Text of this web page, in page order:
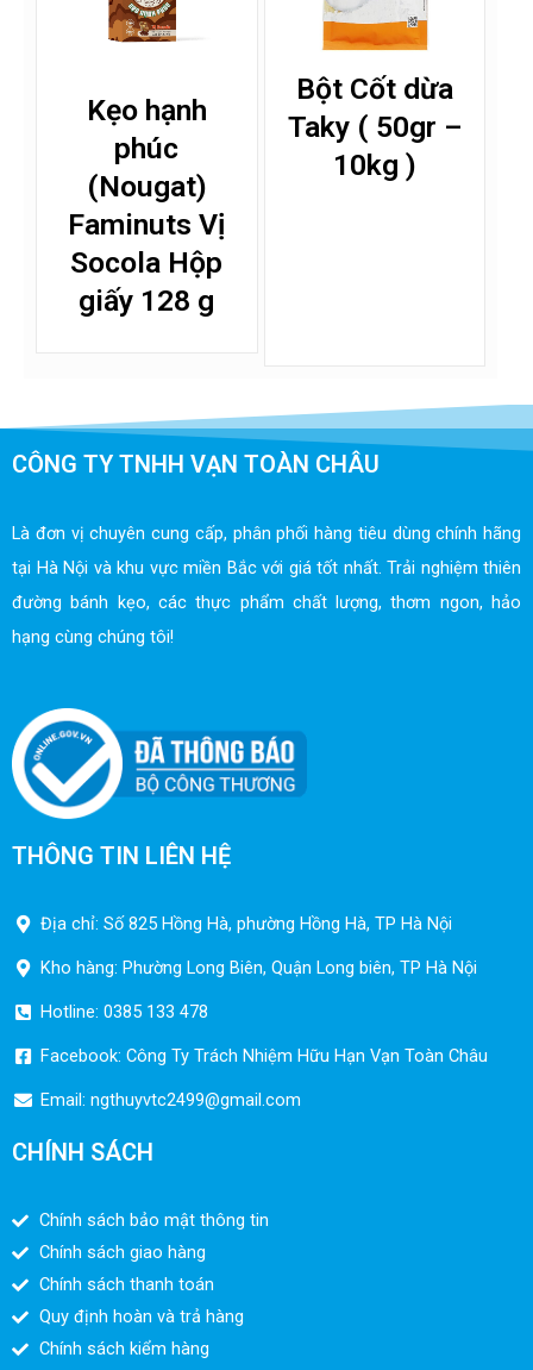
Kẹo hạnh
phúc
(Nougat)
Faminuts Vị
Socola Hộp
giấy 128 g
Bột Cốt dừa
Taky ( 50gr –
10kg )
CÔNG TY TNHH VẠN TOÀN CHÂU
Là đơn vị chuyên cung cấp, phân phối hàng tiêu dùng chính hãng
tại Hà Nội và khu vực miền Bắc với giá tốt nhất. Trải nghiệm thiên
đường bánh kẹo, các thực phẩm chất lượng, thơm ngon, hảo
hạng cùng chúng tôi!
THÔNG TIN LIÊN HỆ
Địa chỉ: Số 825 Hồng Hà, phường Hồng Hà, TP Hà Nội
Kho hàng: Phường Long Biên, Quận Long biên, TP Hà Nội
Hotline: 0385 133 478
Facebook: Công Ty Trách Nhiệm Hữu Hạn Vạn Toàn Châu
Email: ngthuyvtc2499@gmail.com
CHÍNH SÁCH
Chính sách bảo mật thông tin
Chính sách giao hàng
Chính sách thanh toán
Quy định hoàn và trả hàng
Chính sách kiểm hàng